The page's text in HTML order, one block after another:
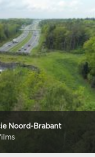
Noord-Brabant